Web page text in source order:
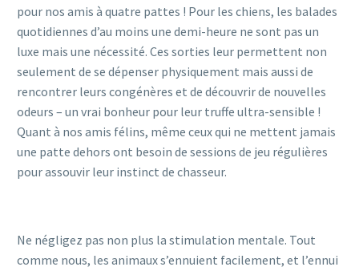
pour nos amis à quatre pattes ! Pour les chiens, les balades
quotidiennes d’au moins une demi-heure ne sont pas un
luxe mais une nécessité. Ces sorties leur permettent non
seulement de se dépenser physiquement mais aussi de
rencontrer leurs congénères et de découvrir de nouvelles
odeurs – un vrai bonheur pour leur truffe ultra-sensible !
Quant à nos amis félins, même ceux qui ne mettent jamais
une patte dehors ont besoin de sessions de jeu régulières
pour assouvir leur instinct de chasseur.
Ne négligez pas non plus la stimulation mentale. Tout
comme nous, les animaux s’ennuient facilement, et l’ennui